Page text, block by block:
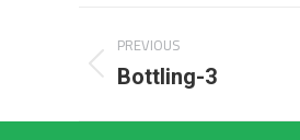
Album
navigation
PREVIOUS
Previous
Bottling-3